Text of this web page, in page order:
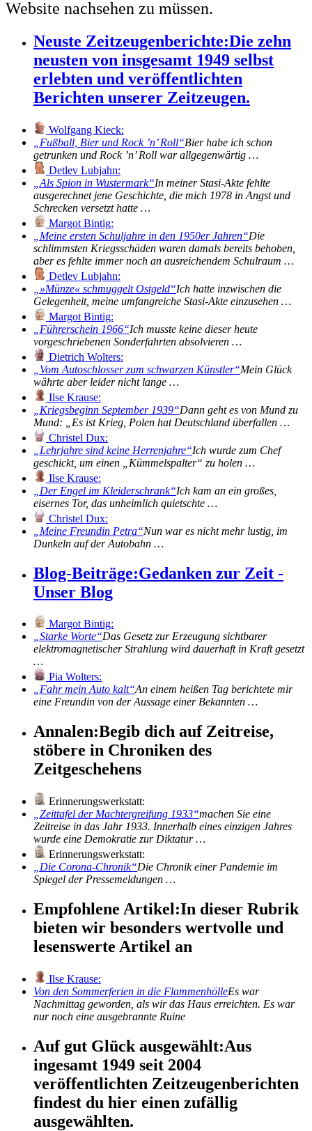
Website nachsehen zu müssen.
Neuste Zeitzeugenberichte:Die zehn
neusten von insgesamt 1949 selbst
erlebten und veröffentlichten
Berichten unserer Zeitzeugen.
Wolfgang Kieck:
Fußball, Bier und Rock ’n’ Roll Bier habe ich schon
getrunken und Rock ’n’ Roll war allgegenwärtig …
Detlev Lubjahn:
Als Spion in Wustermark In meiner Stasi-Akte fehlte
ausgerechnet jene Geschichte, die mich 1978 in Angst und
Schrecken versetzt hatte …
Margot Bintig:
Meine ersten Schuljahre in den 1950er Jahren Die
schlimmsten Kriegsschäden waren damals bereits behoben,
aber es fehlte immer noch an ausreichendem Schulraum …
Detlev Lubjahn:
»Münze« schmuggelt Ostgeld Ich hatte inzwischen die
Gelegenheit, meine umfangreiche Stasi-Akte einzusehen …
Margot Bintig:
Führerschein 1966 Ich musste keine dieser heute
vorgeschriebenen Sonderfahrten absolvieren …
Dietrich Wolters:
Vom Autoschlosser zum schwarzen Künstler Mein Glück
währte aber leider nicht lange …
Ilse Krause:
Kriegsbeginn September 1939 Dann geht es von Mund zu
Mund: „Es ist Krieg, Polen hat Deutschland überfallen …
Christel Dux:
Lehrjahre sind keine Herrenjahre Ich wurde zum Chef
geschickt, um einen „Kümmelspalter“ zu holen …
Ilse Krause:
Der Engel im Kleiderschrank Ich kam an ein großes,
eisernes Tor, das unheimlich quietschte …
Christel Dux:
Meine Freundin Petra Nun war es nicht mehr lustig, im
Dunkeln auf der Autobahn …
Blog-Beiträge:Gedanken zur Zeit -
Unser Blog
Margot Bintig:
Starke Worte Das Gesetz zur Erzeugung sichtbarer
elektromagnetischer Strahlung wird dauerhaft in Kraft gesetzt
…
Pia Wolters:
Fahr mein Auto kalt An einem heißen Tag berichtete mir
eine Freundin von der Aussage einer Bekannten …
Annalen:Begib dich auf Zeitreise,
stöbere in Chroniken des
Zeitgeschehens
Erinnerungswerkstatt:
Zeittafel der Machtergreifung 1933 machen Sie eine
Zeitreise in das Jahr 1933. Innerhalb eines einzigen Jahres
wurde eine Demokratie zur Diktatur …
Erinnerungswerkstatt:
Die Corona-Chronik Die Chronik einer Pandemie im
Spiegel der Pressemeldungen …
Empfohlene Artikel:In dieser Rubrik
bieten wir besonders wertvolle und
lesenswerte Artikel an
Ilse Krause:
Von den Sommerferien in die FlammenhölleEs war
Nachmittag geworden, als wir das Haus erreichten. Es war
nur noch eine ausgebrannte Ruine
Auf gut Glück ausgewählt:Aus
ingesamt 1949 seit 2004
veröffentlichten Zeitzeugenberichten
findest du hier einen zufällig
ausgewählten.